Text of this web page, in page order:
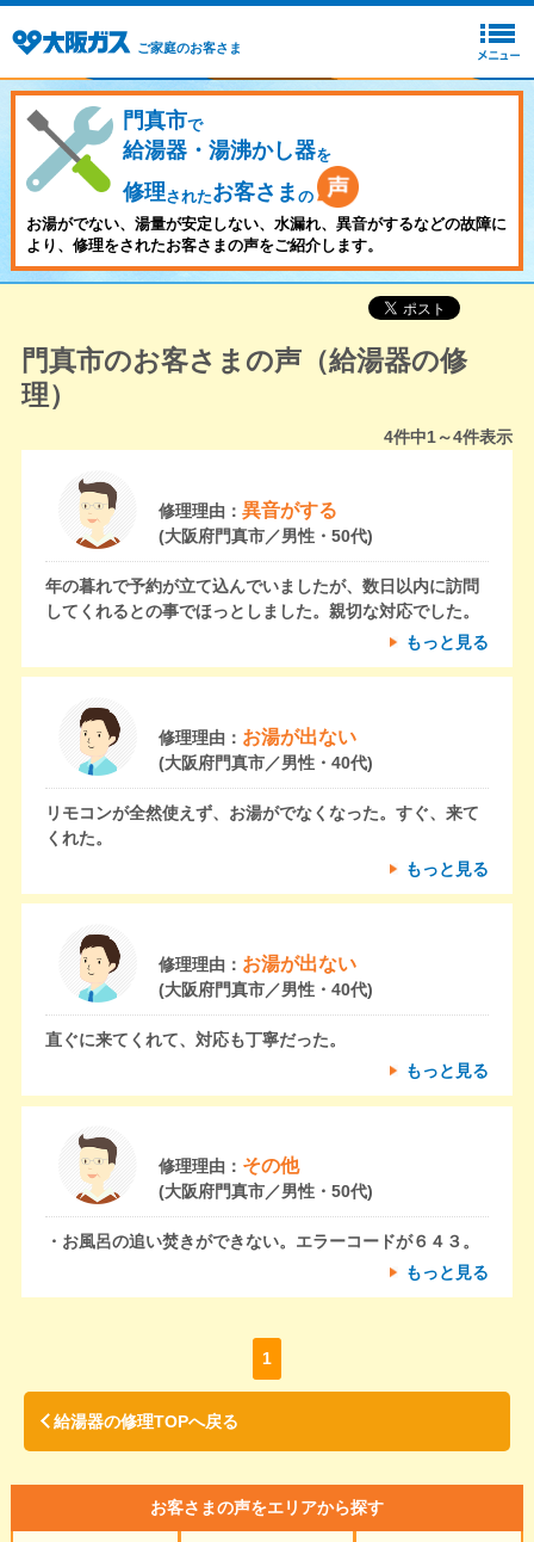
ご家庭のお客さま
門真市で
給湯器・湯沸かし器を
修理されたお客さま の
お湯がでない、湯量が安定しない、水漏れ、異音がするなどの故障に
より、修理をされたお客さまの声をご紹介します。
門真市のお客さまの声（給湯器の修
理）
4件中1～4件表示
修理理由： 異音がする
(大阪府門真市／男性・50代)
年の暮れで予約が立て込んでいましたが、数日以内に訪問
してくれるとの事でほっとしました。親切な対応でした。
もっと見る
修理理由： お湯が出ない
(大阪府門真市／男性・40代)
リモコンが全然使えず、お湯がでなくなった。すぐ、来て
くれた。
もっと見る
修理理由： お湯が出ない
(大阪府門真市／男性・40代)
直ぐに来てくれて、対応も丁寧だった。
もっと見る
修理理由： その他
(大阪府門真市／男性・50代)
・お風呂の追い焚きができない。エラーコードが６４３。
もっと見る
1
給湯器の修理TOPへ戻る
お客さまの声をエリアから探す